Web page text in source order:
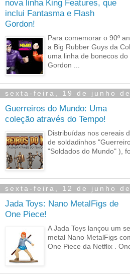
nova linha King Features, que
inclui Fantasma e Flash
Gordon!
Para comemorar o 90º
a Big Rubber Guys da
uma linha de bonecos
Gordon ...
sexta-feira, 19 de junho
Guerreiros do Mundo: Uma
coleção através do Tempo!
Distribuídas nos cereais
de soldadinhos
"Soldados do Mundo" ),
sexta-feira, 12 de junho
Jada Toys: Nano MetalFigs de
One Piece!
A Jada Toys lançou um
metal Nano MetalFigs
One Piece da Netflix .